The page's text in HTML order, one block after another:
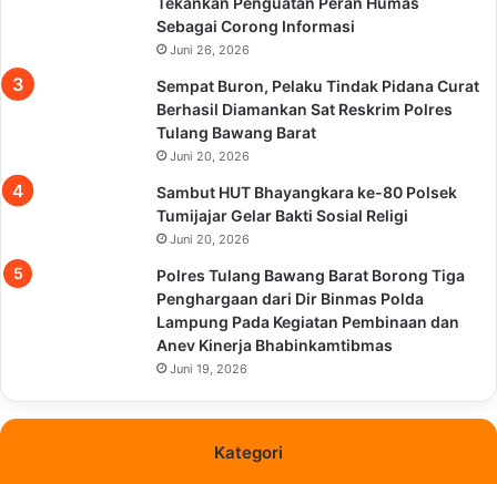
Sebagai Corong Informasi
Juni 26, 2026
Sempat Buron, Pelaku Tindak Pidana Curat
Berhasil Diamankan Sat Reskrim Polres
Tulang Bawang Barat
Juni 20, 2026
Sambut HUT Bhayangkara ke-80 Polsek
Tumijajar Gelar Bakti Sosial Religi
Juni 20, 2026
Polres Tulang Bawang Barat Borong Tiga
Penghargaan dari Dir Binmas Polda
Lampung Pada Kegiatan Pembinaan dan
Anev Kinerja Bhabinkamtibmas
Juni 19, 2026
Kategori